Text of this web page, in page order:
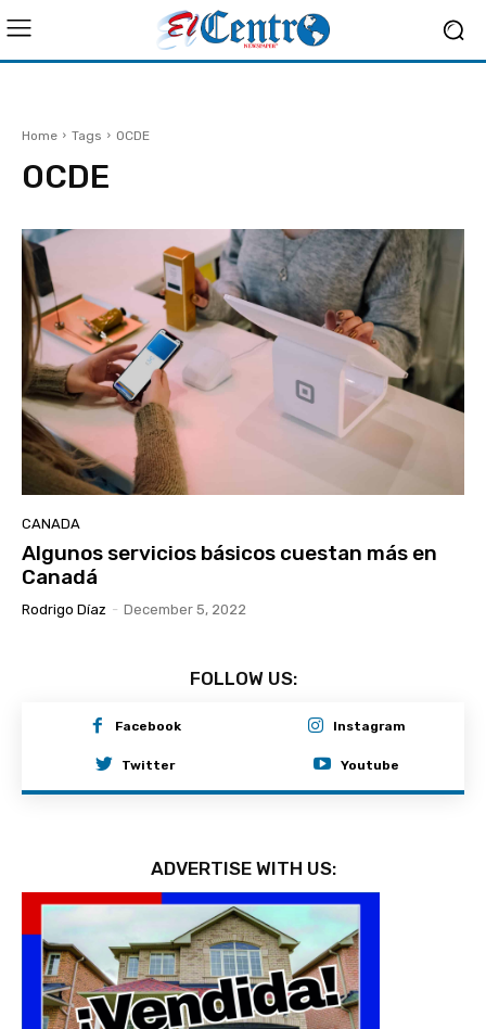
Home Tags OCDE
OCDE
CANADA
Algunos servicios básicos cuestan más en
Canadá
Rodrigo Díaz - December 5, 2022
FOLLOW US:
Facebook Instagram
Twitter Youtube
ADVERTISE WITH US: